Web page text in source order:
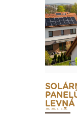
LEVNÁ
PRYČ